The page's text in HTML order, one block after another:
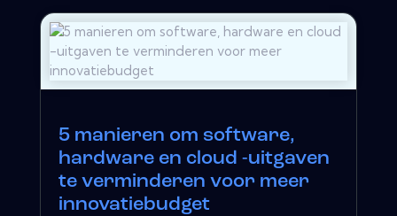
5 manieren om software,
hardware en cloud -uitgaven
te verminderen voor meer
innovatiebudget